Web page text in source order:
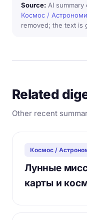
Source: AI
Космос /
removed; the text is
Related
Other recent
Космос /
Лунные
карты и